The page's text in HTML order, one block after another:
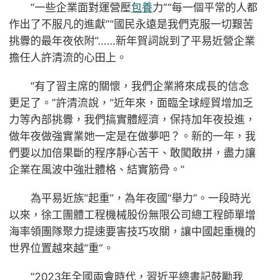
“一些企業面對運營壓包養力”“每一個平常的人都
作出了不服凡的進獻”“國民永遠是我們克服一切艱苦
挑釁的最年夜依附”……新年賀詞說到了平易近營企業
擔任人許清流的心田上。
“有了習主席的關懷，我們企業將來成長的信念
更足了。”許清流說，“近年來，面臨全球經貿增加乏
力等內部挑釁，我們搞實體經濟，保持加年夜投進，
做年夜做強實業她一定是在做夢吧？。新的一年，我
們要以加倍果斷的程序靜心苦干、敢闖敢拼，盡力讓
企業在風波中強壯體格、結實筋骨。”
為平易近族“起重”，為年夜國“舉力”。一段時光
以來，徐工團體工程機械股份無限公司總工程師單增
海率領團隊聚力提速要害技巧攻關，讓中國起重機的
世界位置越來越“重”。
“2023年全國兩會時代，習近平總書記鼓勵我